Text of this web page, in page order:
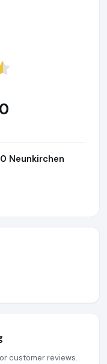
Neunkirchen
customer reviews.